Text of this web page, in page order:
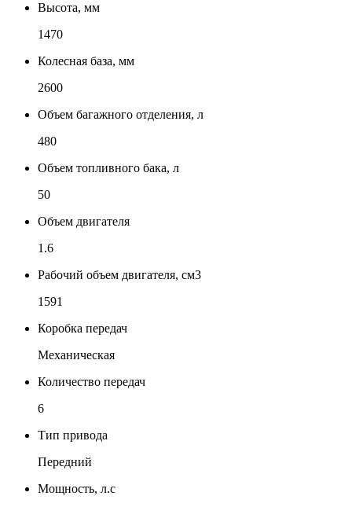
Высота, мм
1470
Колесная база, мм
2600
Объем багажного отделения, л
480
Объем топливного бака, л
50
Объем двигателя
1.6
Рабочий объем двигателя, см3
1591
Коробка передач
Механическая
Количество передач
6
Тип привода
Передний
Мощность, л.с